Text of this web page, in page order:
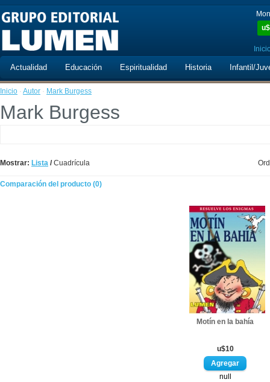
u$
Actualidad Educación Espiritualidad Historia Infantil/
Inicio · Autor · Mark Burgess
Mark Burgess
Mostrar: Lista /Cuadrícula
Comparación del producto (0)
Motín en la bahía
u$10
null